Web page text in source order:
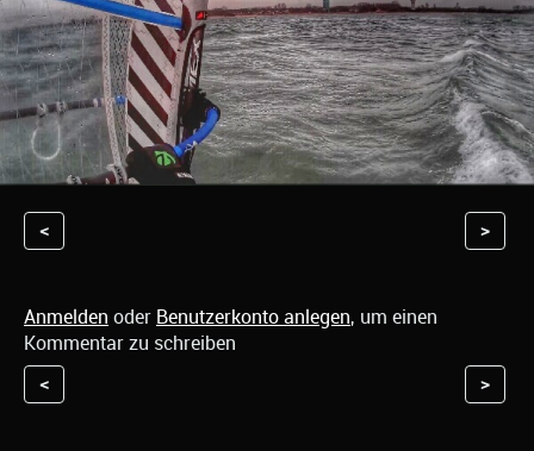
< >
Anmelden oder Benutzerkonto anlegen, um einen
Kommentar zu schreiben
< >